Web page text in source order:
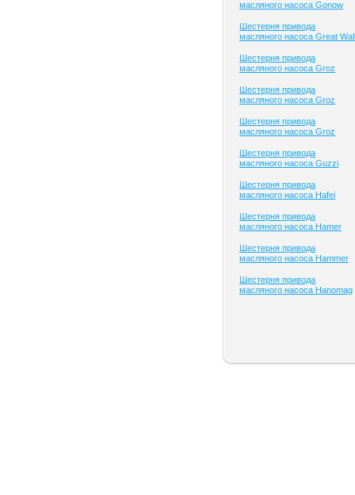
масляного насоса Gonow
Шестерня привода
масляного насоса Great Wall
Шестерня привода
масляного насоса Groz
Шестерня привода
масляного насоса Groz
Шестерня привода
масляного насоса Groz
Шестерня привода
масляного насоса Guzzi
Шестерня привода
масляного насоса Hafei
Шестерня привода
масляного насоса Hamer
Шестерня привода
масляного насоса Hammer
Шестерня привода
масляного насоса Hanomag